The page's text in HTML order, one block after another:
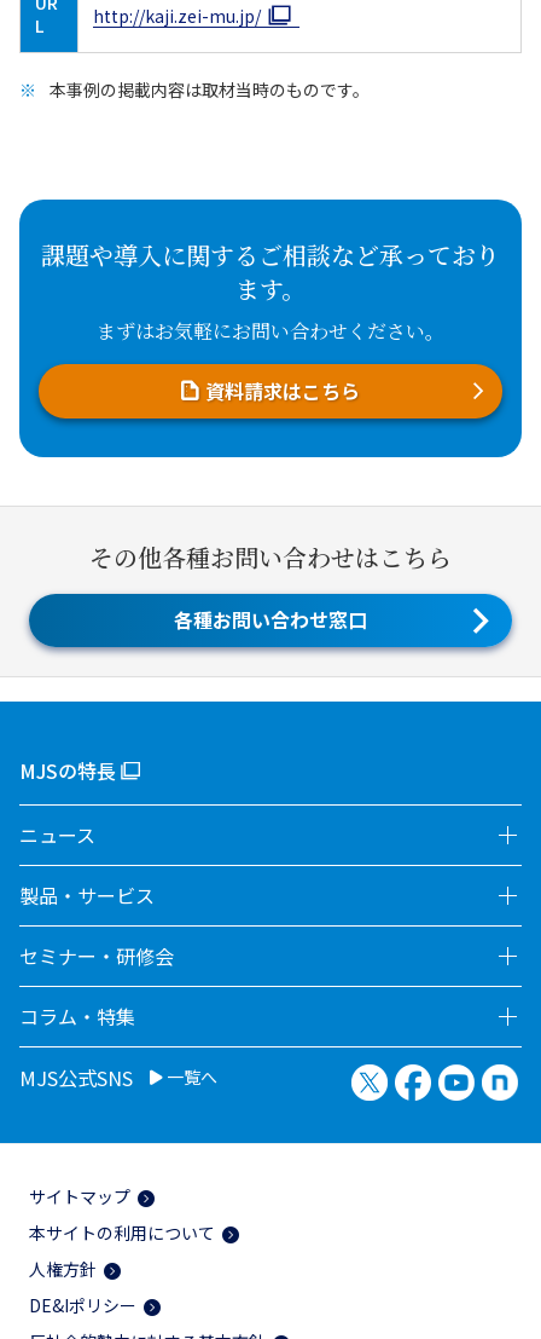
L
http://kaji.zei-mu.jp/
本事例の掲載内容は取材当時のものです。
課題や導入に関するご相談など承っており
ます。
まずはお気軽にお問い合わせください。
資料請求はこちら
その他各種お問い合わせはこちら
各種お問い合わせ窓口
MJSの特長
ニュース
製品・サービス
セミナー・研修会
コラム・特集
MJS公式SNS 一覧へ X（旧Twitter）
Facebook
サイトマップ
本サイトの利用について
人権方針
DE&Iポリシー